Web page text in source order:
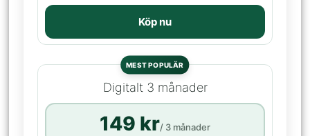
Köp nu
MEST POPULÄR
Digitalt 3 månader
149 kr/ 3 månader